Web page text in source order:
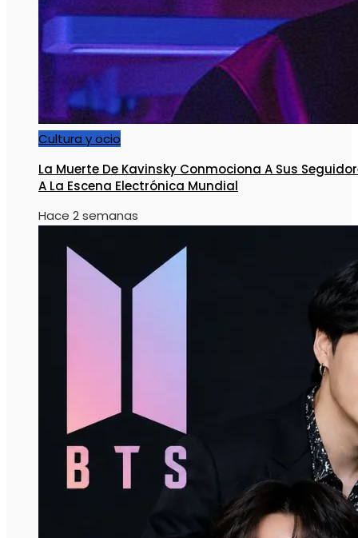
Cultura y ocio
La Muerte De Kavinsky Conmociona A Sus
A La Escena Electrónica Mundial
Hace 2 semanas